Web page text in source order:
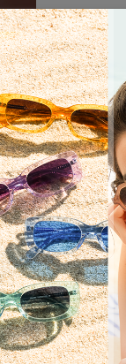
de la montura: 135
de resorte: No
metálicas